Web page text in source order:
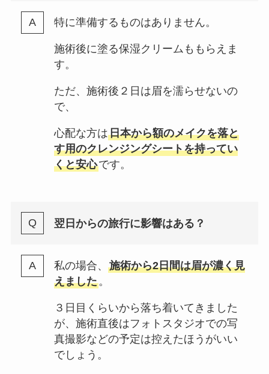
特に準備するものはありません。
施術後に塗る保湿クリームももらえま
す。
ただ、施術後２日は眉を濡らせないの
で、
心配な方は日本から額のメイクを落と
す用のクレンジングシートを持ってい
くと安心です。
翌日からの旅行に影響はある？
私の場合、 施術から2日間は眉が濃く見
えました。
３日目くらいから落ち着いてきました
が、施術直後はフォトスタジオでの写
真撮影などの予定は控えたほうがいい
でしょう。